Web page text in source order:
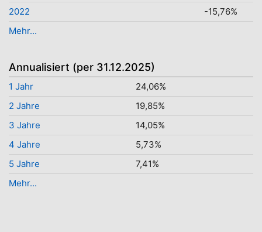
2022
-15,76%
Mehr...
Annualisiert (per 31.12.2025)
1 Jahr
24,06%
2 Jahre
19,85%
3 Jahre
14,05%
4 Jahre
5,73%
5 Jahre
7,41%
Mehr...